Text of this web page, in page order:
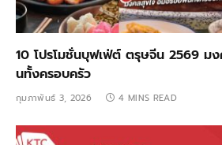
10 โปรโมชั่นบุฟเฟ่ต์ ตรุษจีน 2569 ม
นทั้งครอบครัว
กุมภาพันธ์ 3, 2026 4 MINS READ